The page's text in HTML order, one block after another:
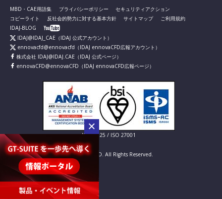
MBD・CAE用語集 プライバシーポリシー
セキュリティアクション
コピーライト
反社会的勢力に対する基本方針 サイトマップ
ご利用規約
IDAJ-BLOG
IDAJ@IDAJ_CAE （IDAJ 公式アカウント）
ennovacfd@ennovacfd （IDAJ ennovaCFD広報アカウント）
株式会社 IDAJ@IDAJ.CAE （IDAJ 公式ページ）
ennovaCFD@ennovaCFD （IDAJ ennovaCFD広報ページ）
IS 826725 / ISO 27001
© IDAJ Co., LTD. All Rights Reserved.